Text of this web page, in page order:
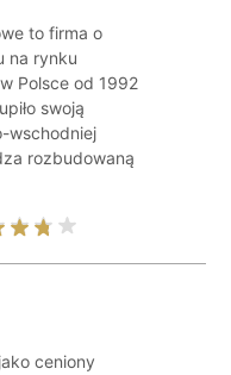
to firma o
na rynku
Polsce od 1992
swoją
wschodniej
rozbudowaną
ceniony